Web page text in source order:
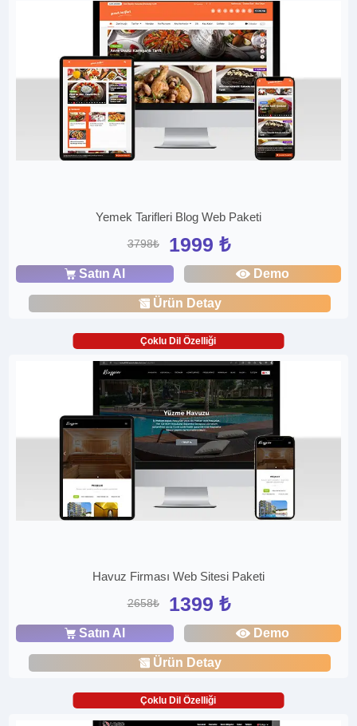
Yemek Tarifleri Blog Web Paketi
3798₺ 1999 ₺
Satın Al Demo
Ürün Detay
Çoklu Dil Özelliği
Havuz Firması Web Sitesi Paketi
2658₺ 1399 ₺
Satın Al Demo
Ürün Detay
Çoklu Dil Özelliği